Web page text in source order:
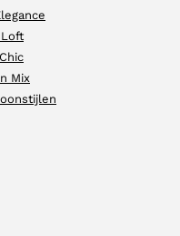
Loft
Mix